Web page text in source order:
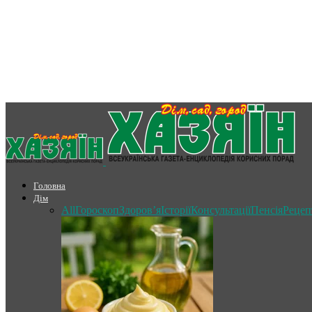
Головна
Дім
AllГороскопЗдоров’яІсторіїКонсультаціїПенсія